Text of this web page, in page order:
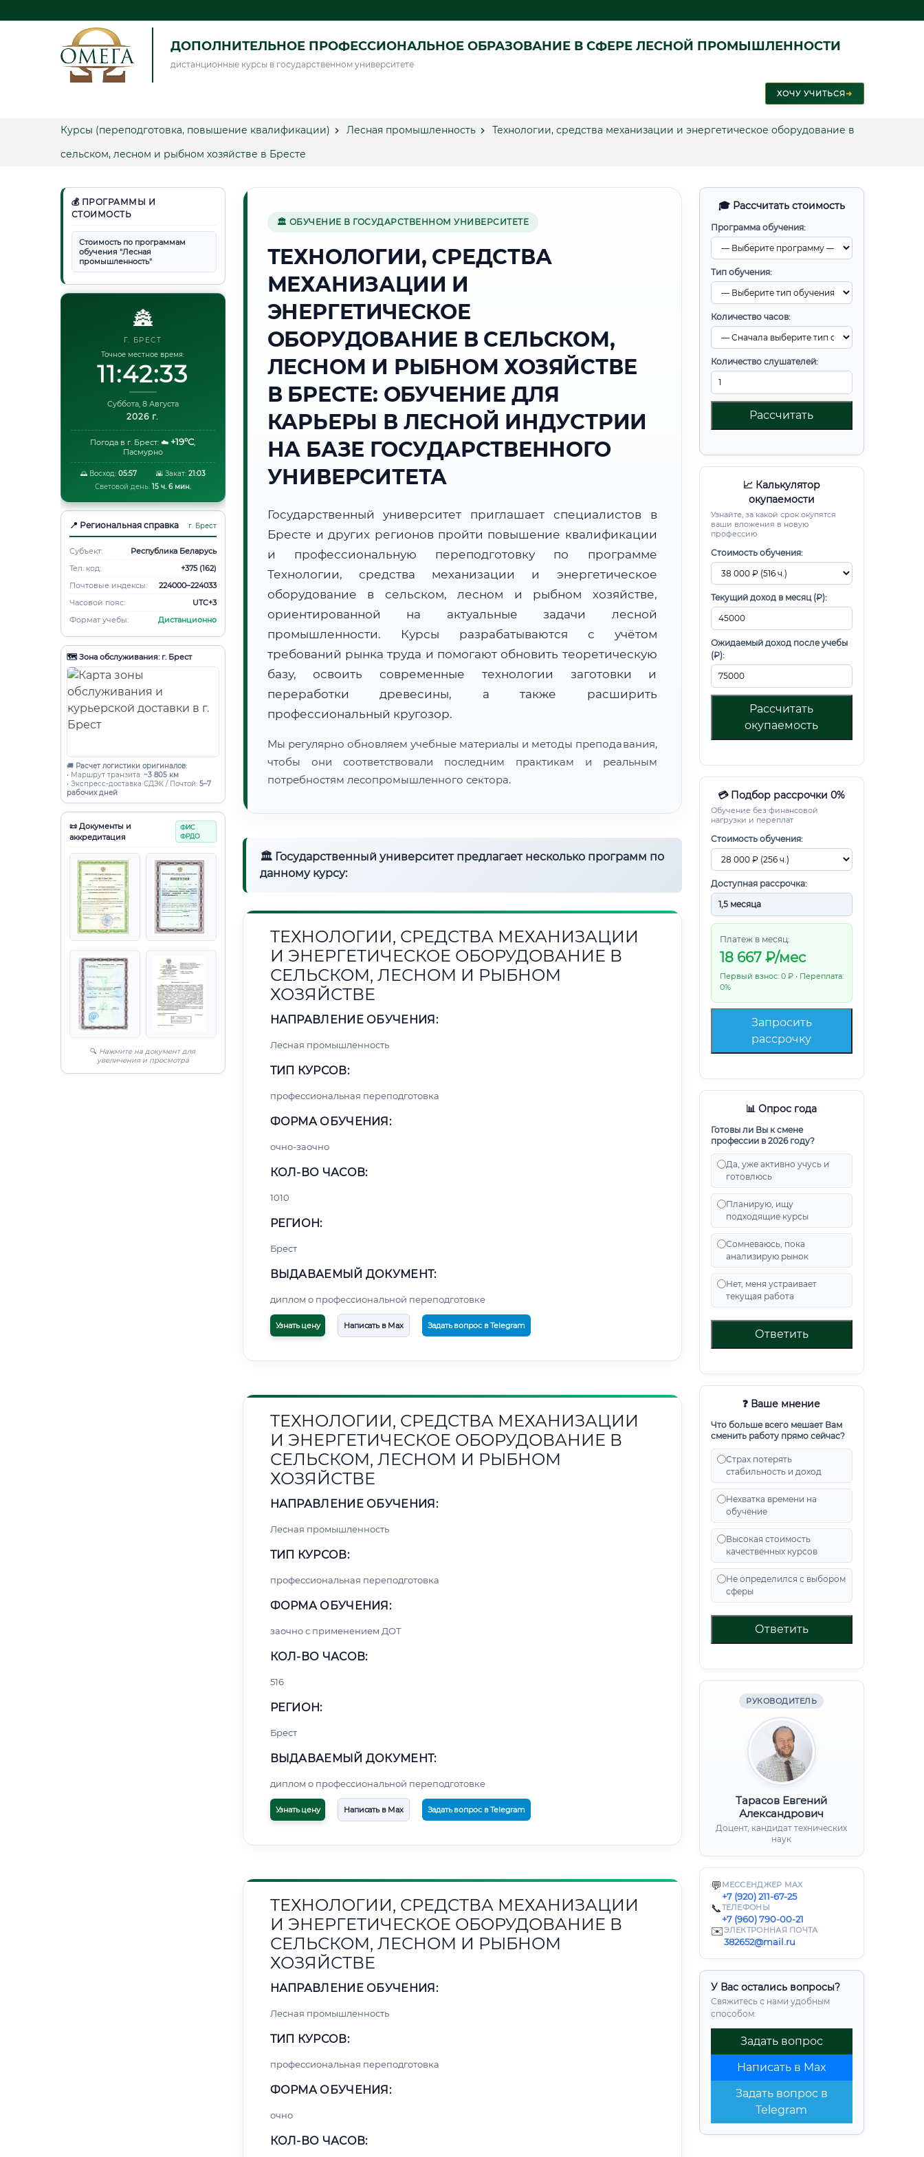
ДОПОЛНИТЕЛЬНОЕ ПРОФЕССИОНАЛЬНОЕ ОБРАЗОВАНИЕ В СФЕРЕ ЛЕСНОЙ ПРОМЫШЛЕННОСТИ
дистанционные курсы в государственном университете
ХОЧУ УЧИТЬСЯ➜
Курсы (переподготовка, повышение квалификации) Лесная промышленность
Технологии, средства механизации и энергетическое оборудование в
сельском, лесном и рыбном хозяйстве в Бресте
💰 ПРОГРАММЫ И
СТОИМОСТЬ
Стоимость по программам
обучения "Лесная
промышленность"
🏯
Г. БРЕСТ
Точное местное время:
11:42:34
Суббота, 8 Августа
2026 г.
Погода в г. Брест: ☁️ +19°C,
Пасмурно
🌅 Восход: 05:57 🌇 Закат: 21:03
Световой день: 15 ч. 6 мин.
📍 Региональная справка г. Брест
Субъект:
Республика Беларусь
Тел. код:
+375 (162)
Почтовые индексы:
224000–224033
Часовой пояс:
UTC+3
Формат учебы:
Дистанционно
🗺️ Зона обслуживания: г. Брест
🚚 Расчет логистики оригиналов:
• Маршрут транзита: ~3 805 км
• Экспресс-доставка СДЭК / Почтой: 5–7
рабочих дней
📜 Документы и
аккредитация
ФИС
ФРДО
🔍 Нажмите на документ для
увеличения и просмотра
🎓 Рассчитать стоимость
Программа обучения:
Тип обучения:
Количество часов:
Количество слушателей:
Рассчитать
📈 Калькулятор
окупаемости
Узнайте, за какой срок окупятся
ваши вложения в новую
профессию
Стоимость обучения:
Текущий доход в месяц (₽):
Ожидаемый доход после учебы
(₽):
Рассчитать
окупаемость
💳 Подбор рассрочки 0%
Обучение без финансовой
нагрузки и переплат
Стоимость обучения:
Доступная рассрочка:
Платеж в месяц:
18 667₽/мес
Первый взнос: 0 ₽ • Переплата:
0%
Запросить
рассрочку
📊 Опрос года
Готовы ли Вы к смене
профессии в 2026 году?
Да, уже активно учусь и
готовлюсь
Планирую, ищу
подходящие курсы
Сомневаюсь, пока
анализирую рынок
Нет, меня устраивает
текущая работа
Ответить
❓ Ваше мнение
Что больше всего мешает Вам
сменить работу прямо сейчас?
Страх потерять
стабильность и доход
Нехватка времени на
обучение
Высокая стоимость
качественных курсов
Не определился с выбором
сферы
Ответить
РУКОВОДИТЕЛЬ
Тарасов Евгений
Александрович
Доцент, кандидат технических
наук
💬 МЕССЕНДЖЕР MAX
+7 (920) 211-67-25
📞ТЕЛЕФОНЫ
+7 (960) 790-00-21
✉️ЭЛЕКТРОННАЯ ПОЧТА
382652@mail.ru
У Вас остались вопросы?
Свяжитесь с нами удобным
способом:
Задать вопрос
Написать в Max
Задать вопрос в
Telegram
🏛 ОБУЧЕНИЕ В ГОСУДАРСТВЕННОМ УНИВЕРСИТЕТЕ
ТЕХНОЛОГИИ, СРЕДСТВА
МЕХАНИЗАЦИИ И
ЭНЕРГЕТИЧЕСКОЕ
ОБОРУДОВАНИЕ В СЕЛЬСКОМ,
ЛЕСНОМ И РЫБНОМ ХОЗЯЙСТВЕ
В БРЕСТЕ: ОБУЧЕНИЕ ДЛЯ
КАРЬЕРЫ В ЛЕСНОЙ ИНДУСТРИИ
НА БАЗЕ ГОСУДАРСТВЕННОГО
УНИВЕРСИТЕТА
Государственный университет приглашает специалистов в
Бресте и других регионов пройти повышение квалификации
и профессиональную переподготовку по программе
Технологии, средства механизации и энергетическое
оборудование в сельском, лесном и рыбном хозяйстве,
ориентированной на актуальные задачи лесной
промышленности. Курсы разрабатываются с учётом
требований рынка труда и помогают обновить теоретическую
базу, освоить современные технологии заготовки и
переработки древесины, а также расширить
профессиональный кругозор.
Мы регулярно обновляем учебные материалы и методы преподавания,
чтобы они соответствовали последним практикам и реальным
потребностям лесопромышленного сектора.
🏛 Государственный университет предлагает несколько программ по
данному курсу:
ТЕХНОЛОГИИ, СРЕДСТВА МЕХАНИЗАЦИИ
И ЭНЕРГЕТИЧЕСКОЕ ОБОРУДОВАНИЕ В
СЕЛЬСКОМ, ЛЕСНОМ И РЫБНОМ
ХОЗЯЙСТВЕ
НАПРАВЛЕНИЕ ОБУЧЕНИЯ:
Лесная промышленность
ТИП КУРСОВ:
профессиональная переподготовка
ФОРМА ОБУЧЕНИЯ:
очно-заочно
КОЛ-ВО ЧАСОВ:
1010
РЕГИОН:
Брест
ВЫДАВАЕМЫЙ ДОКУМЕНТ:
диплом о профессиональной переподготовке
Узнать цену Написать в Max Задать вопрос в Telegram
ТЕХНОЛОГИИ, СРЕДСТВА МЕХАНИЗАЦИИ
И ЭНЕРГЕТИЧЕСКОЕ ОБОРУДОВАНИЕ В
СЕЛЬСКОМ, ЛЕСНОМ И РЫБНОМ
ХОЗЯЙСТВЕ
НАПРАВЛЕНИЕ ОБУЧЕНИЯ:
Лесная промышленность
ТИП КУРСОВ:
профессиональная переподготовка
ФОРМА ОБУЧЕНИЯ:
заочно с применением ДОТ
КОЛ-ВО ЧАСОВ:
516
РЕГИОН:
Брест
ВЫДАВАЕМЫЙ ДОКУМЕНТ:
диплом о профессиональной переподготовке
Узнать цену Написать в Max Задать вопрос в Telegram
ТЕХНОЛОГИИ, СРЕДСТВА МЕХАНИЗАЦИИ
И ЭНЕРГЕТИЧЕСКОЕ ОБОРУДОВАНИЕ В
СЕЛЬСКОМ, ЛЕСНОМ И РЫБНОМ
ХОЗЯЙСТВЕ
НАПРАВЛЕНИЕ ОБУЧЕНИЯ:
Лесная промышленность
ТИП КУРСОВ:
профессиональная переподготовка
ФОРМА ОБУЧЕНИЯ:
очно
КОЛ-ВО ЧАСОВ: